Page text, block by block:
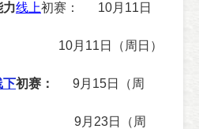
力线上初赛： 10月 11 日
10月 11 日（周日）
下初赛： 9月 15日（周
9月 23日（周